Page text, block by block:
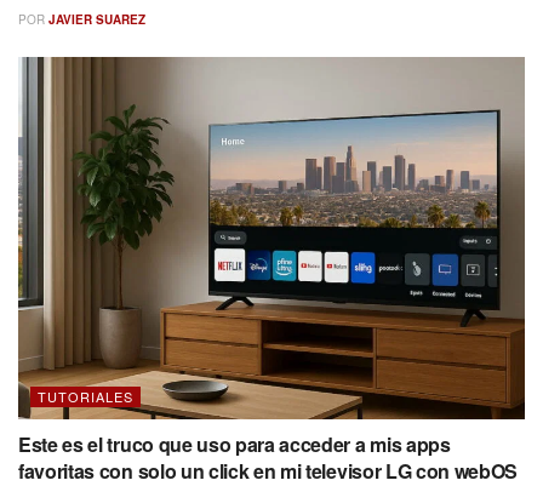
POR JAVIER SUAREZ
TUTORIALES
Este es el truco que uso para acceder a mis apps
favoritas con solo un click en mi televisor LG con webOS